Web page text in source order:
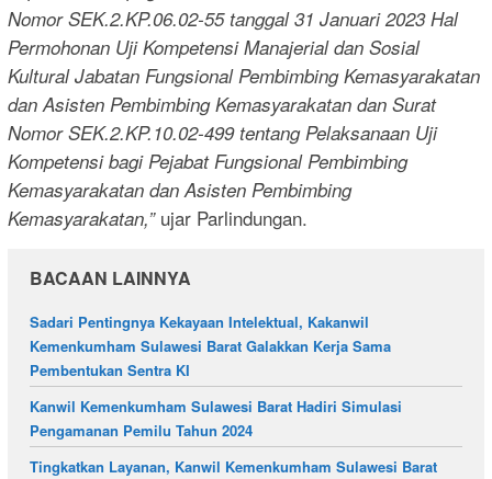
Nomor SEK.2.KP.06.02-55 tanggal 31 Januari 2023 Hal
Permohonan Uji Kompetensi Manajerial dan Sosial
Kultural Jabatan Fungsional Pembimbing Kemasyarakatan
dan Asisten Pembimbing Kemasyarakatan dan Surat
Nomor SEK.2.KP.10.02-499 tentang Pelaksanaan Uji
Kompetensi bagi Pejabat Fungsional Pembimbing
Kemasyarakatan dan Asisten Pembimbing
Kemasyarakatan,”ujar Parlindungan.
BACAAN LAINNYA
Sadari Pentingnya Kekayaan Intelektual, Kakanwil
Kemenkumham Sulawesi Barat Galakkan Kerja Sama
Pembentukan Sentra KI
Kanwil Kemenkumham Sulawesi Barat Hadiri Simulasi
Pengamanan Pemilu Tahun 2024
Tingkatkan Layanan, Kanwil Kemenkumham Sulawesi Barat